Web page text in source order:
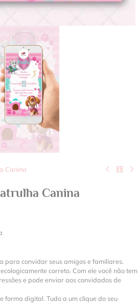
Canina
Canina
para convidar seus amigos e familiares.
correto. Com ele você não tem
e pode enviar aos convidados de
forma digital. Tudo a um clique do seu